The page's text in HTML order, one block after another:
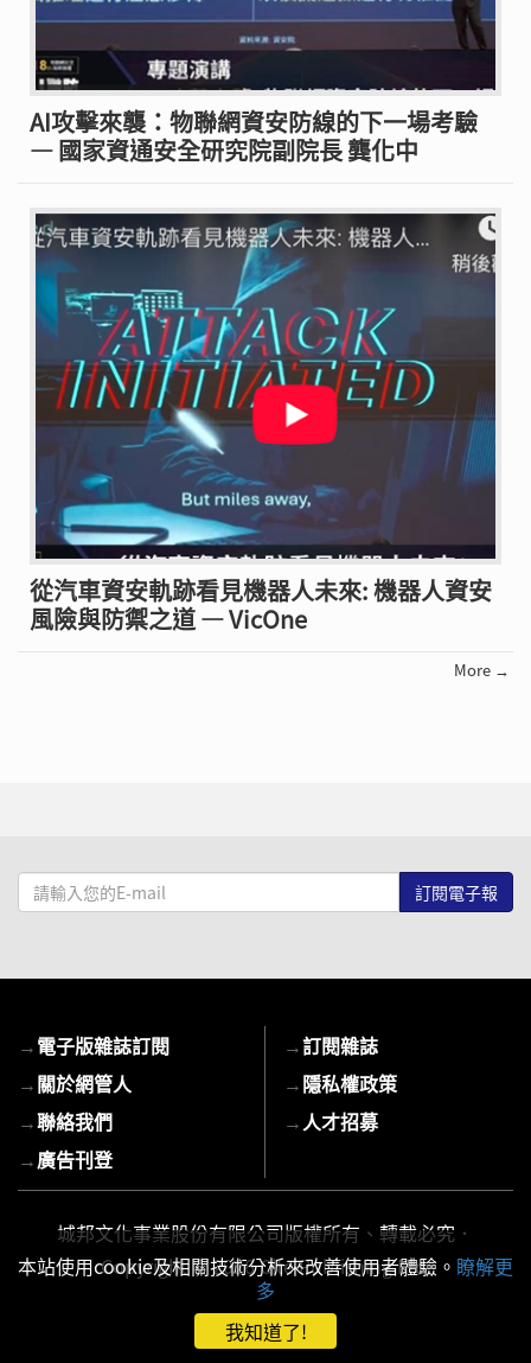
AI攻擊來襲：物聯網資安防線的下一場考驗
— 國家資通安全研究院副院長 龔化中
從汽車資安軌跡看見機器人未來: 機器人資安
風險與防禦之道 — VicOne
More →
請
輸
mail
→電子版雜誌訂閱
→關於網管人
→聯絡我們
→廣告刊登
→訂閱雜誌
→隱私權政策
→人才招募
城邦文化事業股份有限公司版權所有、轉載必究．
Copyright © 2026 Cite Publishing Ltd.
本站使用cookie及相關技術分析來改善使用者體驗。 瞭解更
多
我知道了!